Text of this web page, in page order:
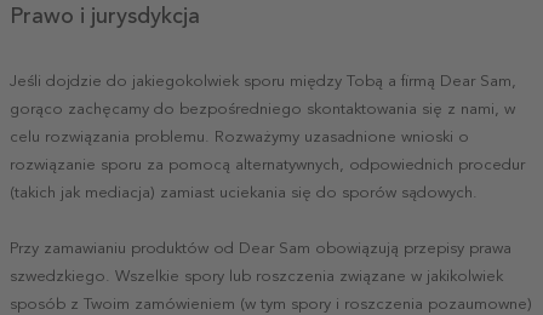
Prawo i jurysdykcja
Jeśli dojdzie do jakiegokolwiek sporu między Tobą a firmą Dear Sam,
gorąco zachęcamy do bezpośredniego skontaktowania się z nami, w
celu rozwiązania problemu. Rozważymy uzasadnione wnioski o
rozwiązanie sporu za pomocą alternatywnych, odpowiednich procedur
(takich jak mediacja) zamiast uciekania się do sporów sądowych.
Przy zamawianiu produktów od Dear Sam obowiązują przepisy prawa
szwedzkiego. Wszelkie spory lub roszczenia związane w jakikolwiek
sposób z Twoim zamówieniem (w tym spory i roszczenia pozaumowne)